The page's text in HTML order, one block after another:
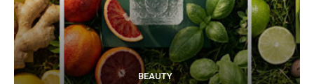
BEAUTY